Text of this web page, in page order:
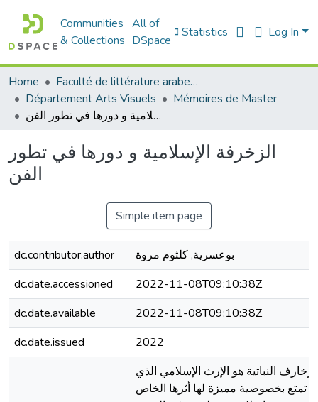
Communities
& Collections
All of
DSpace
Statistics Log In
Home
Faculté de littérature arabe et des arts
Département Arts Visuels
Mémoires de Master
الزخرفة الإسلامية و دورها في تطور الفن
الزخرفة الإسلامية و دورها في تطور
الفن
Simple item page
dc.contributor.author
بوعسرية, كلثوم مروة
dc.date.accessioned
2022-11-08T09:10:38Z
dc.date.available
2022-11-08T09:10:38Z
dc.date.issued
2022
النباتية هو الإرث الإسلامي الذي
تمتع بخصوصية مميزة لها أثرها الخاص